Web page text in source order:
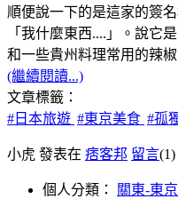
順便說一下的是這家的簽
「我什麼東西....」。說它
和一些貴州料理常用的辣
(繼續閱讀...)
文章標籤：
#日本旅遊 #東京美食 #孤
小虎 發表在 痞客邦 留言(1)
個人分類： 關東-東